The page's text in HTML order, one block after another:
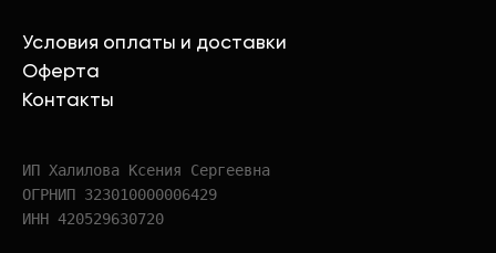
Условия оплаты и доставки
Оферта
Контакты
ИП Халилова Ксения Сергеевна
ОГРНИП 323010000006429
ИНН 420529630720